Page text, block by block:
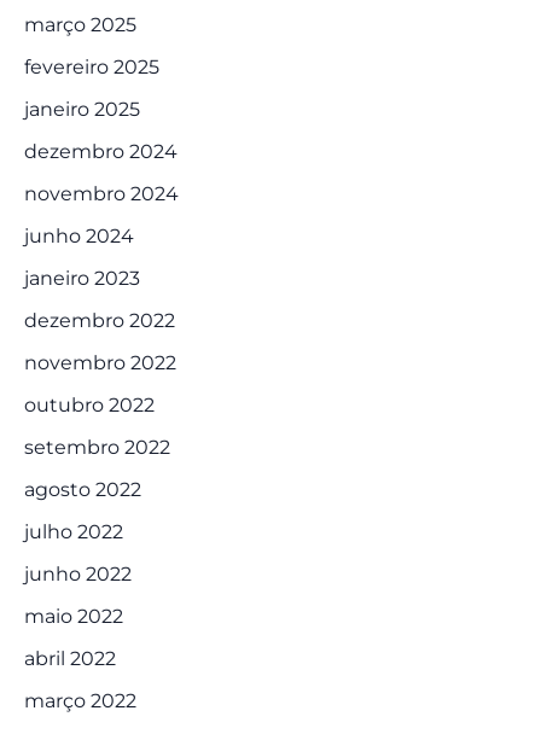
março 2025
fevereiro 2025
janeiro 2025
dezembro 2024
novembro 2024
junho 2024
janeiro 2023
dezembro 2022
novembro 2022
outubro 2022
setembro 2022
agosto 2022
julho 2022
junho 2022
maio 2022
abril 2022
março 2022